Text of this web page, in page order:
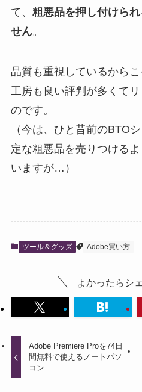
て、 粗悪品を押し付けら
せん。
品質も重視しているから
工房も良い評判が多くて
のです。
（今は、ひと昔前のBTO
定な粗悪品を売りつける
いますが…）
ツール＆グッズ Adobe買い方
よかったらシ
Adobe Premiere Proを74日
間無料で使えるノートパソ
コン